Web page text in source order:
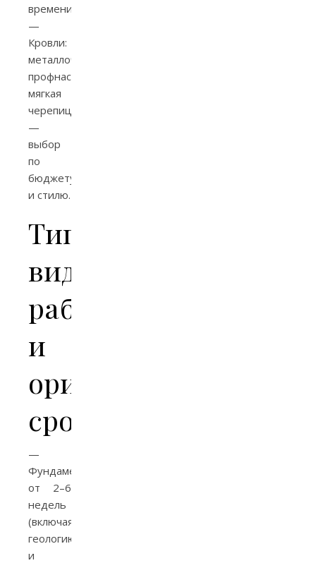
времени.
—
Кровли:
металлочерепица,
профнастил,
мягкая
черепица
—
выбор
по
бюджету
и стилю.
Типичные
виды
работ
и
ориентировочные
сроки
—
Фундамент:
от 2–6
недель
(включая
геологию
и